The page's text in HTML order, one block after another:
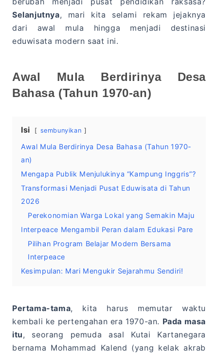
Selanjutnya, mari kita selami rekam jejaknya
dari awal mula hingga menjadi destinasi
eduwisata modern saat ini.
Awal Mula Berdirinya Desa
Bahasa (Tahun 1970-an)
Isi sembunyikan
Awal Mula Berdirinya Desa Bahasa (Tahun 1970-
an)
Mengapa Publik Menjulukinya “Kampung Inggris”?
Transformasi Menjadi Pusat Eduwisata di Tahun
2026
Perekonomian Warga Lokal yang Semakin Maju
Interpeace Mengambil Peran dalam Edukasi Pare
Pilihan Program Belajar Modern Bersama
Interpeace
Kesimpulan: Mari Mengukir Sejarahmu Sendiri!
Pertama-tama, kita harus memutar waktu
kembali ke pertengahan era 1970-an. Pada masa
itu, seorang pemuda asal Kutai Kartanegara
bernama Mohammad Kalend (yang kelak akrab